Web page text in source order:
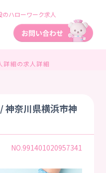
ハローワーク求人
詳細の求人詳細
神奈川県横浜市神
NO.991401020957341